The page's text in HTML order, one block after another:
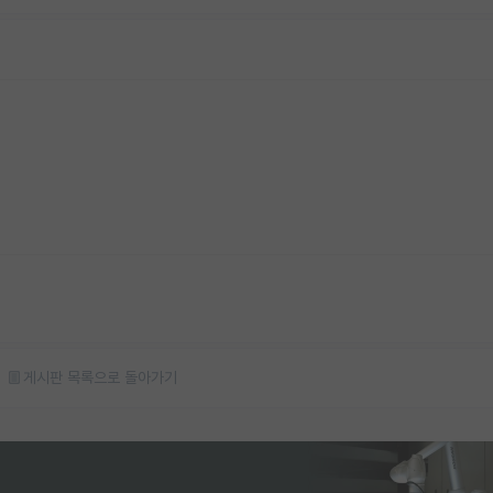
게시판 목록으로 돌아가기